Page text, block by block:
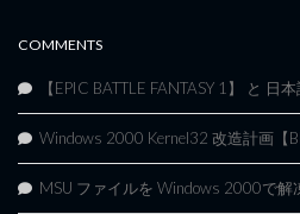
COMMENTS
【EPIC BATTLE FANTASY 1】 と 日
Windows 2000 Kernel32 改造計画【
MSU ファイルを Windows 2000で解